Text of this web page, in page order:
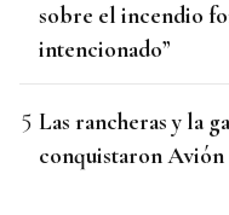
sobre el incendio
intencionado”
Las rancheras y la
conquistaron Avión